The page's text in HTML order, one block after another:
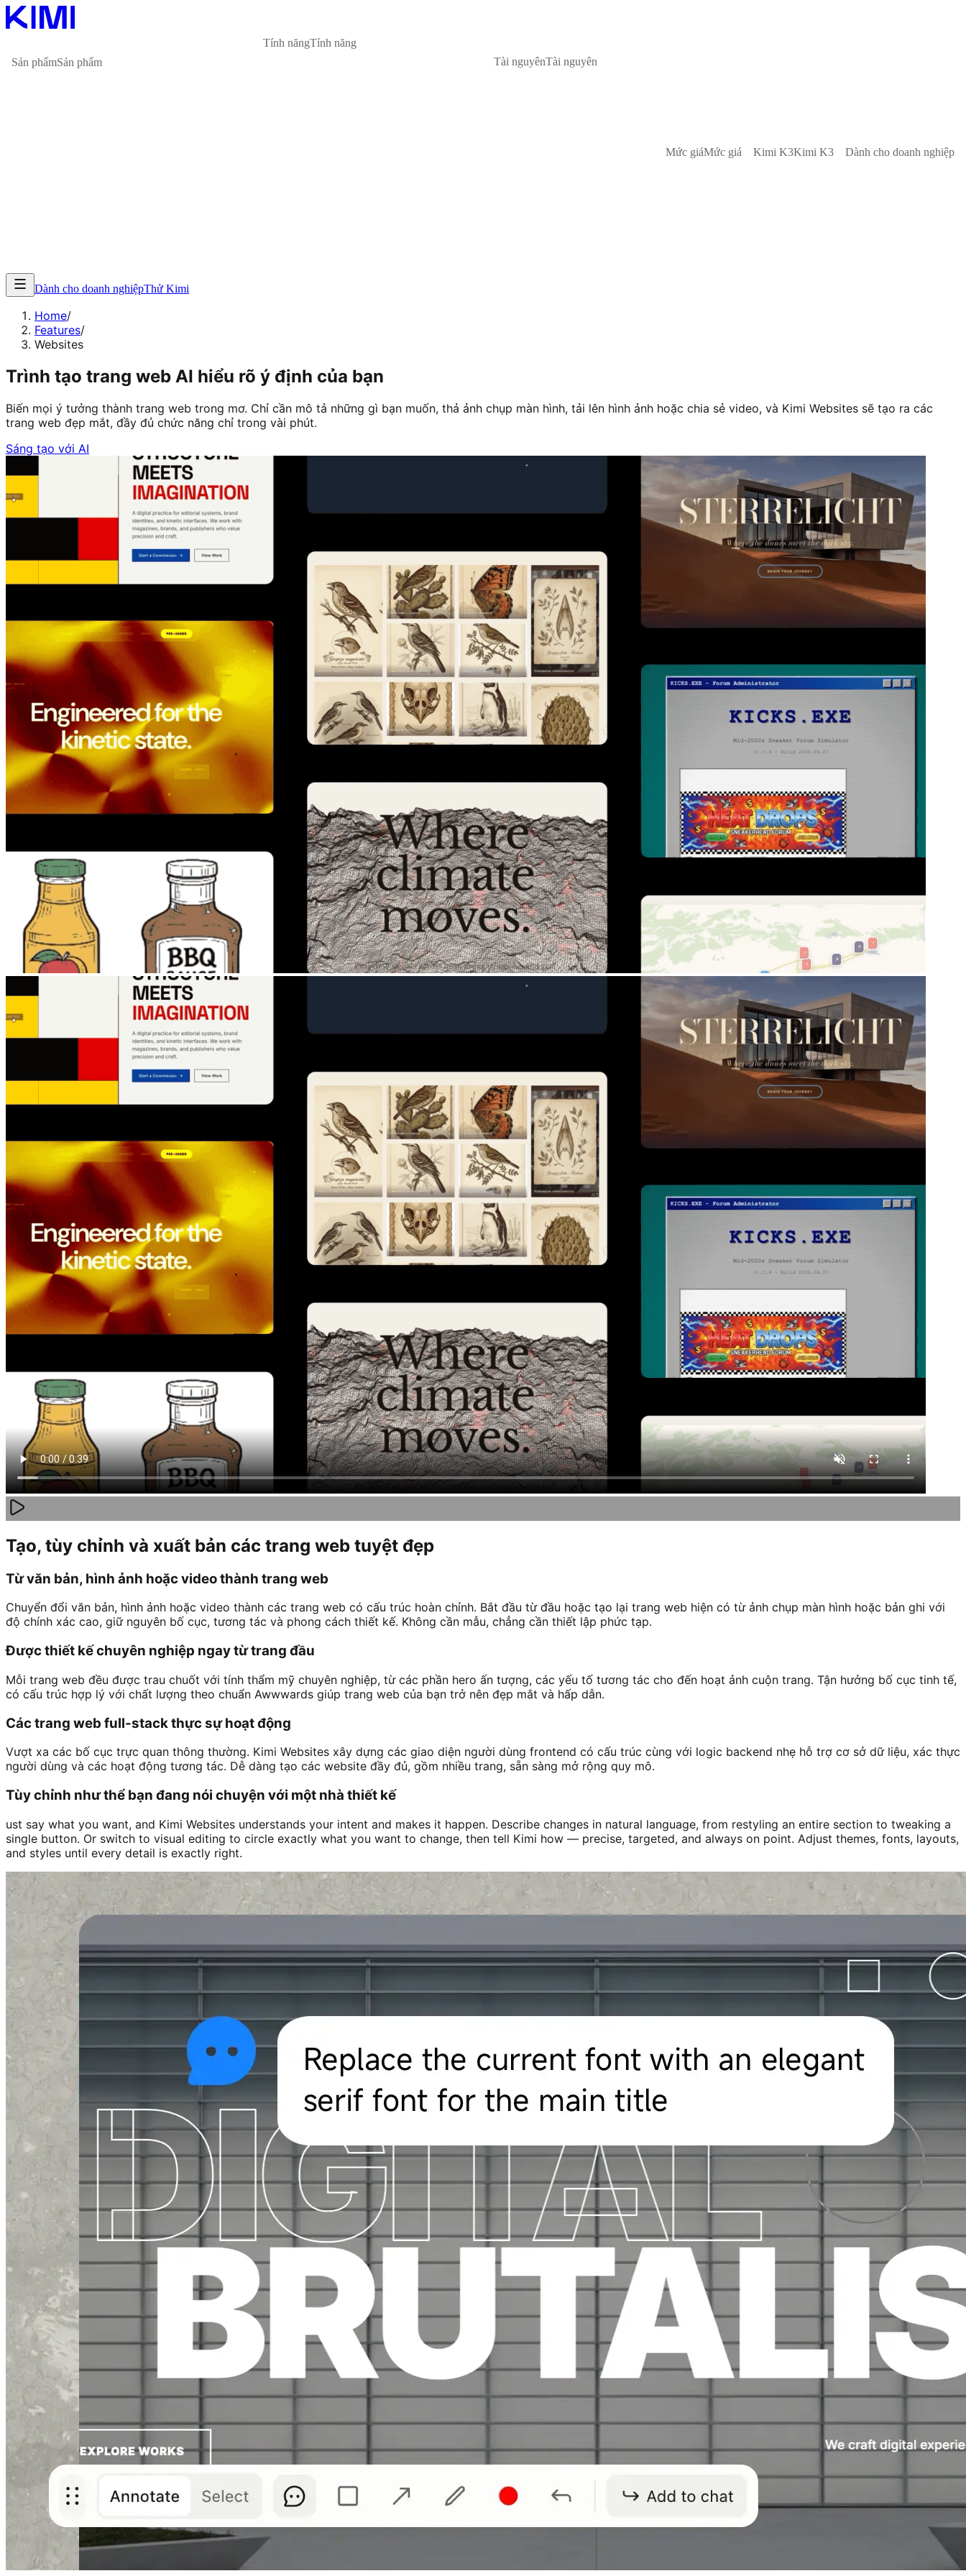
Sản phẩmSản phẩm
Tính năngTính năng
Tài nguyênTài nguyên
Mức giáMức giá Kimi K3Kimi K3 Dành cho doanh nghiệp
Dành cho doanh nghiệpThử Kimi
Home/
Features/
Websites
Trình tạo trang web AI hiểu rõ ý định của bạn
Biến mọi ý tưởng thành trang web trong mơ. Chỉ cần mô tả những gì bạn muốn, thả ảnh chụp màn hình, tải lên hình ảnh hoặc chia sẻ video, và Kimi Websites sẽ tạo ra các
trang web đẹp mắt, đầy đủ chức năng chỉ trong vài phút.
Sáng tạo với AI
Tạo, tùy chỉnh và xuất bản các trang web tuyệt đẹp
Từ văn bản, hình ảnh hoặc video thành trang web
Chuyển đổi văn bản, hình ảnh hoặc video thành các trang web có cấu trúc hoàn chỉnh. Bắt đầu từ đầu hoặc tạo lại trang web hiện có từ ảnh chụp màn hình hoặc bản ghi với
độ chính xác cao, giữ nguyên bố cục, tương tác và phong cách thiết kế. Không cần mẫu, chẳng cần thiết lập phức tạp.
Được thiết kế chuyên nghiệp ngay từ trang đầu
Mỗi trang web đều được trau chuốt với tính thẩm mỹ chuyên nghiệp, từ các phần hero ấn tượng, các yếu tố tương tác cho đến hoạt ảnh cuộn trang. Tận hưởng bố cục tinh tế,
có cấu trúc hợp lý với chất lượng theo chuẩn Awwwards giúp trang web của bạn trở nên đẹp mắt và hấp dẫn.
Các trang web full-stack thực sự hoạt động
Vượt xa các bố cục trực quan thông thường. Kimi Websites xây dựng các giao diện người dùng frontend có cấu trúc cùng với logic backend nhẹ hỗ trợ cơ sở dữ liệu, xác thực
người dùng và các hoạt động tương tác. Dễ dàng tạo các website đầy đủ, gồm nhiều trang, sẵn sàng mở rộng quy mô.
Tùy chỉnh như thể bạn đang nói chuyện với một nhà thiết kế
ust say what you want, and Kimi Websites understands your intent and makes it happen. Describe changes in natural language, from restyling an entire section to tweaking a
single button. Or switch to visual editing to circle exactly what you want to change, then tell Kimi how — precise, targeted, and always on point. Adjust themes, fonts, layouts,
and styles until every detail is exactly right.